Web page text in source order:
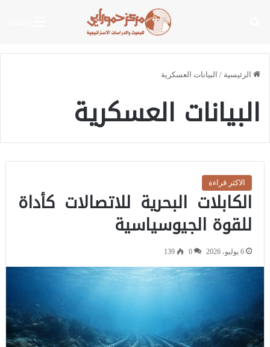
الرئيسية / البيانات العسكرية
البيانات العسكرية
الاكثر قراءة
الكابلات البحرية للاتصالات كأداة
للقوة الجيوسياسية
6 يوليو، 2026 0
139